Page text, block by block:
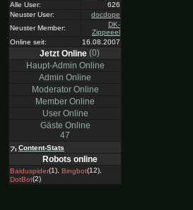
Alle User:
626
Neuster User:
docdope
Neuster Member:
DK-
Zippeeel
Online seit:
16.08.2007
Jetzt Online (0)
Haupt-Admin Online
Admin Online
Moderator Online
Member Online
User Online
Gäste Online
47
Content-Stats
Robots online
Baiduspider(1), Bingbot(12),
DotBot(2)